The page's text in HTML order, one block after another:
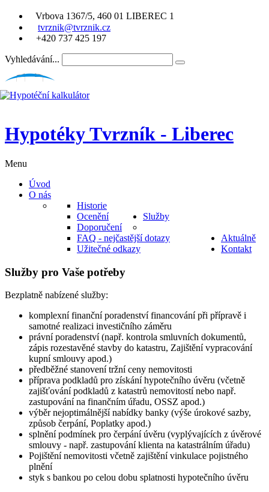
Vrbova 1367/5, 460 01 LIBEREC 1
tvrznik@tvrznik.cz
+420 737 425 197
Vyhledávání...
Hypotéky Tvrzník - Liberec
Menu
Úvod
O nás
Historie
Ocenění
Doporučení
Služby
FAQ - nejčastější dotazy
Užitečné odkazy
Aktuálně
Kontakt
Služby pro Vaše potřeby
Bezplatně nabízené služby:
komplexní finanční poradenství financování při přípravě i
samotné realizaci investičního záměru
právní poradenství (např. kontrola smluvních dokumentů,
zápis rozestavěné stavby do katastru, Zajištění vypracování
kupní smlouvy apod.)
předběžné stanovení tržní ceny nemovitosti
příprava podkladů pro získání hypotečního úvěru (včetně
zajišťování podkladů z katastrů nemovitostí nebo např.
zastupování na finančním úřadu, OSSZ apod.)
výběr nejoptimálnější nabídky banky (výše úrokové sazby,
způsob čerpání, Poplatky apod.)
splnění podmínek pro čerpání úvěru (vyplývajících z úvěrové
smlouvy - např. zastupování klienta na katastrálním úřadu)
Pojištění nemovitosti včetně zajištění vinkulace pojistného
plnění
styk s bankou po celou dobu splatnosti hypotečního úvěru